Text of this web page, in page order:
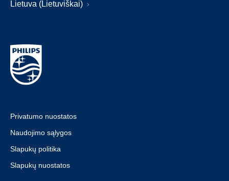
Lietuva (Lietuviškai)
Privatumo nuostatos
Naudojimo sąlygos
Slapukų politika
Slapukų nuostatos